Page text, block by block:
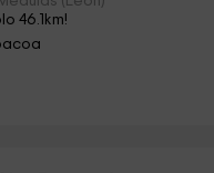
46.1km!